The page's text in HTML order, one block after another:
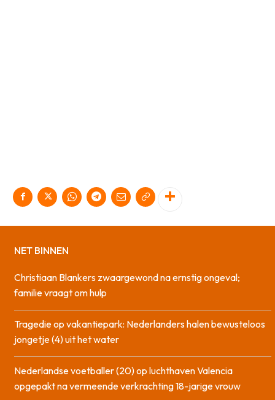
NET BINNEN
Christiaan Blankers zwaargewond na ernstig ongeval;
familie vraagt om hulp
Tragedie op vakantiepark: Nederlanders halen bewusteloos
jongetje (4) uit het water
Nederlandse voetballer (20) op luchthaven Valencia
opgepakt na vermeende verkrachting 18-jarige vrouw